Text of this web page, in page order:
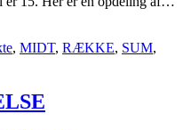
, MIDT, RÆKKE, SUM,